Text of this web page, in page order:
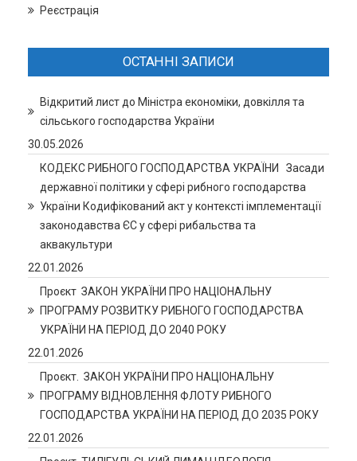
Реєстрація
ОСТАННІ ЗАПИСИ
Відкритий лист до Міністра економіки, довкілля та
сільського господарства України
30.05.2026
КОДЕКС РИБНОГО ГОСПОДАРСТВА УКРАЇНИ Засади
державної політики у сфері рибного господарства
України Кодифікований акт у контексті імплементації
законодавства ЄС у сфері рибальства та
аквакультури
22.01.2026
Проєкт ЗАКОН УКРАЇНИ ПРО НАЦІОНАЛЬНУ
ПРОГРАМУ РОЗВИТКУ РИБНОГО ГОСПОДАРСТВА
УКРАЇНИ НА ПЕРІОД ДО 2040 РОКУ
22.01.2026
Проєкт. ЗАКОН УКРАЇНИ ПРО НАЦІОНАЛЬНУ
ПРОГРАМУ ВІДНОВЛЕННЯ ФЛОТУ РИБНОГО
ГОСПОДАРСТВА УКРАЇНИ НА ПЕРІОД ДО 2035 РОКУ
22.01.2026